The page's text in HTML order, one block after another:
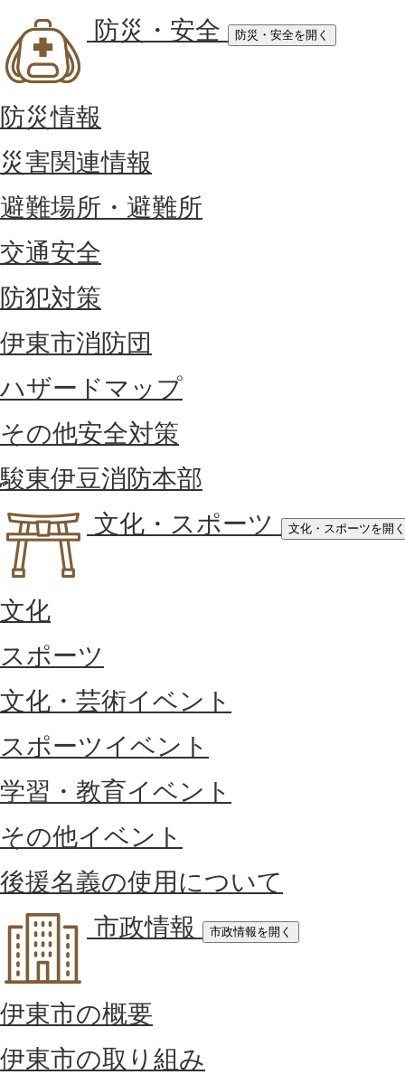
防災・安全
防災・安全を開く
防災情報
災害関連情報
避難場所・避難所
交通安全
防犯対策
伊東市消防団
ハザードマップ
その他安全対策
駿東伊豆消防本部
文化・スポーツ
文化・スポーツを開く
文化
スポーツ
文化・芸術イベント
スポーツイベント
学習・教育イベント
その他イベント
後援名義の使用について
市政情報
市政情報を開く
伊東市の概要
伊東市の取り組み